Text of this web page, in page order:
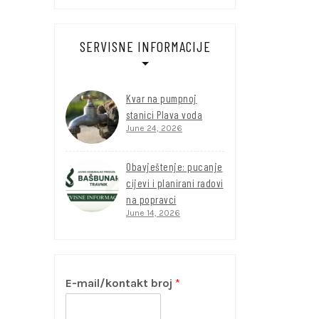
SERVISNE INFORMACIJE
Kvar na pumpnoj
stanici Plava voda
June 24, 2026
Obavještenje: pucanje
cijevi i planirani radovi
na popravci
June 14, 2026
E-mail/kontakt broj *